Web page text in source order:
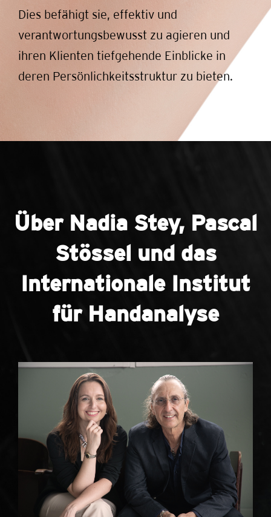
Dies befähigt sie, effektiv und
verantwortungsbewusst zu agieren und
ihren Klienten tiefgehende Einblicke in
deren Persönlichkeitsstruktur zu bieten.
Über Nadia Stey, Pascal
Stössel und das
Internationale Institut
für Handanalyse